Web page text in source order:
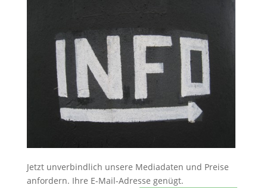
Jetzt unverbindlich unsere Mediadaten und Preise
anfordern. Ihre E-Mail-Adresse genügt.